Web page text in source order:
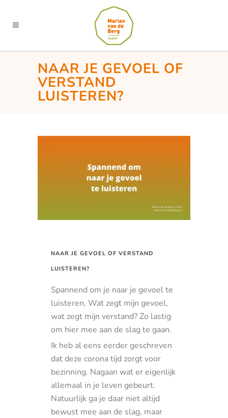
NAAR JE GEVOEL OF
VERSTAND
LUISTEREN?
NAAR JE GEVOEL OF VERSTAND
LUISTEREN?
Spannend om je naar je gevoel te
luisteren, Wat zegt mijn gevoel,
wat zegt mijn verstand? Zo lastig
om hier mee aan de slag te gaan.
Ik heb al eens eerder geschreven
dat deze corona tijd zorgt voor
bezinning. Nagaan wat er eigenlijk
allemaal in je leven gebeurt.
Natuurlijk ga je daar niet altijd
bewust mee aan de slag, maar